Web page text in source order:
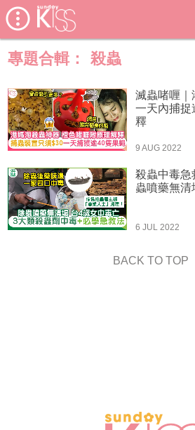
專題合輯： 殺蟲
滅蟲啫喱｜
一天內捕捉
釋
9 AUG 2022
殺蟲中毒急
蟲噴藥無清
6 JUL 2022
BACK TO TOP